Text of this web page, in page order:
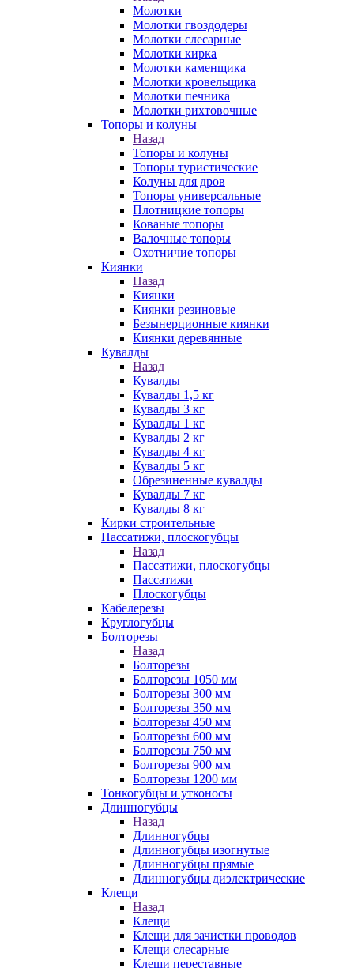
Молотки
Молотки гвоздодеры
Молотки слесарные
Молотки кирка
Молотки каменщика
Молотки кровельщика
Молотки печника
Молотки рихтовочные
Топоры и колуны
Назад
Топоры и колуны
Топоры туристические
Колуны для дров
Топоры универсальные
Плотницкие топоры
Кованые топоры
Валочные топоры
Охотничие топоры
Киянки
Назад
Киянки
Киянки резиновые
Безынерционные киянки
Киянки деревянные
Кувалды
Назад
Кувалды
Кувалды 1,5 кг
Кувалды 3 кг
Кувалды 1 кг
Кувалды 2 кг
Кувалды 4 кг
Кувалды 5 кг
Обрезиненные кувалды
Кувалды 7 кг
Кувалды 8 кг
Кирки строительные
Пассатижи, плоскогубцы
Назад
Пассатижи, плоскогубцы
Пассатижи
Плоскогубцы
Кабелерезы
Круглогубцы
Болторезы
Назад
Болторезы
Болторезы 1050 мм
Болторезы 300 мм
Болторезы 350 мм
Болторезы 450 мм
Болторезы 600 мм
Болторезы 750 мм
Болторезы 900 мм
Болторезы 1200 мм
Тонкогубцы и утконосы
Длинногубцы
Назад
Длинногубцы
Длинногубцы изогнутые
Длинногубцы прямые
Длинногубцы диэлектрические
Клещи
Назад
Клещи
Клещи для зачистки проводов
Клещи слесарные
Клещи переставные